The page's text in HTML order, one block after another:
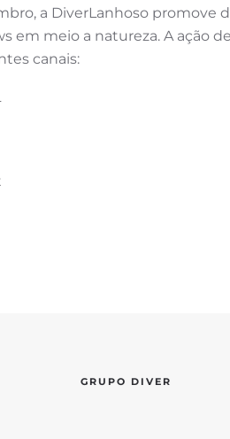
a DiverLanhoso promove
em meio a natureza. A ação
canais:
GRUPO DIVER